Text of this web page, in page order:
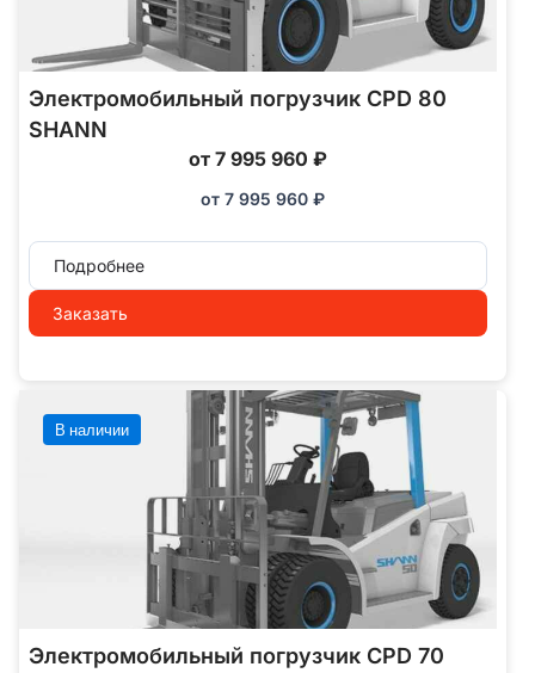
Электромобильный погрузчик CPD 80
SHANN
от 7 995 960 ₽
от 7 995 960 ₽
Подробнее
Заказать
В наличии
Электромобильный погрузчик CPD 70